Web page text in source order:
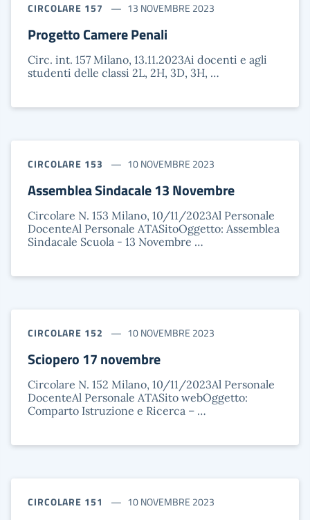
CIRCOLARE 157 13 NOVEMBRE 2023
Progetto Camere Penali
Circ. int. 157 Milano, 13.11.2023Ai docenti e agli
studenti delle classi 2L, 2H, 3D, 3H, …
CIRCOLARE 153 10 NOVEMBRE 2023
Assemblea Sindacale 13 Novembre
Circolare N. 153 Milano, 10/11/2023Al Personale
DocenteAl Personale ATASitoOggetto: Assemblea
Sindacale Scuola - 13 Novembre …
CIRCOLARE 152 10 NOVEMBRE 2023
Sciopero 17 novembre
Circolare N. 152 Milano, 10/11/2023Al Personale
DocenteAl Personale ATASito webOggetto:
Comparto Istruzione e Ricerca – …
CIRCOLARE 151 10 NOVEMBRE 2023